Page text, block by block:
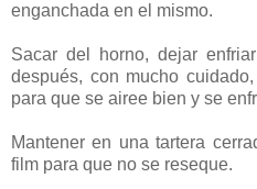
enganchada en el mismo.
Sacar del horno, dejar
después, con mucho
para que se airee bien y se
Mantener en una tartera
film para que no se reseque.